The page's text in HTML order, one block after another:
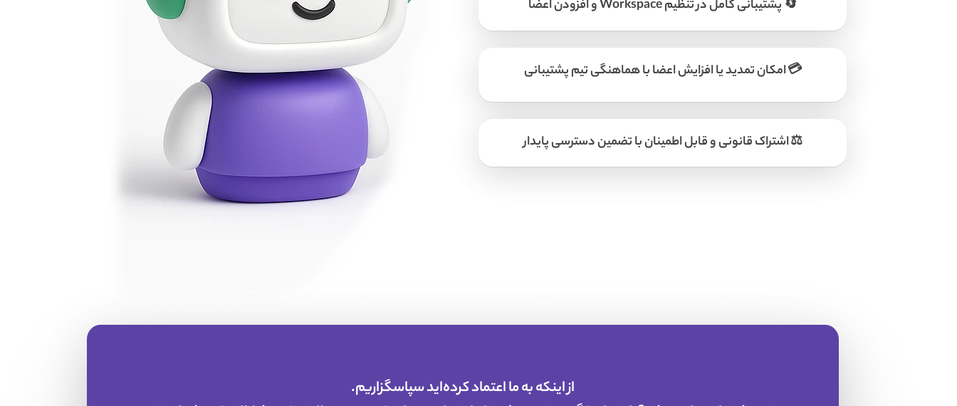
🔄 پشتیبانی کامل در تنظیم Workspace و افزودن اعضا
💳 امکان تمدید یا افزایش اعضا با هماهنگی تیم پشتیبانی
⚖ اشتراک قانونی و قابل اطمینان با تضمین دسترسی پایدار
از اینکه به ما اعتماد کرده‌اید سپاسگزاریم.